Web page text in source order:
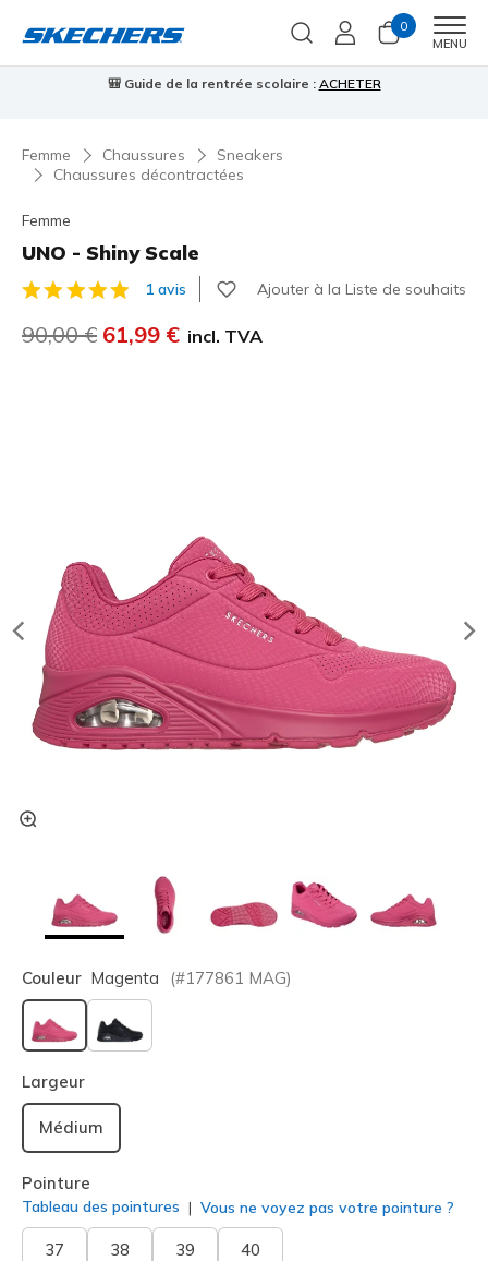
0
MENU
🎒 Guide de la rentrée scolaire : ACHETER
Femme Chaussures
Sneakers
Chaussures décontractées
Femme
UNO - Shiny Scale
Évaluation client 3,9 sur 5
1 avis Ajouter à la Liste de souhaits
Prix réduit de
90,00 € à
61,99 € incl. TVA
Couleur Magenta (#177861 MAG)
sélectionné
Largeur
Médium
Pointure
Tableau des pointures Vous ne voyez pas votre pointure ?
37 38 39 40